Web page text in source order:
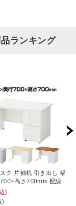
ランキング
ク 片袖机 引き出し 幅
高さ700mm 配線穴
スデスク
)
)